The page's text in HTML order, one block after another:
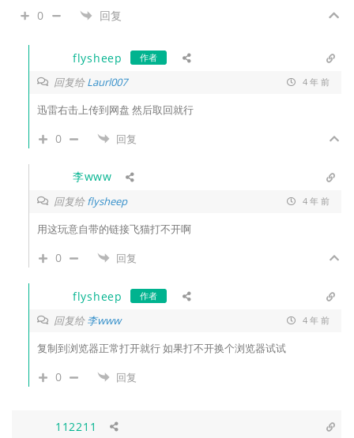
0 回复
flysheep 作者
回复给Laurl007 4 年 前
迅雷右击上传到网盘 然后取回就行
0 回复
李www
回复给flysheep 4 年 前
用这玩意自带的链接飞猫打不开啊
0 回复
flysheep 作者
回复给李www 4 年 前
复制到浏览器正常打开就行 如果打不开换个浏览器试试
0 回复
112211